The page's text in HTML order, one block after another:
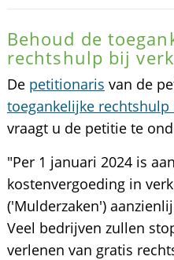
Behoud de
rechtshulp bij
De petitionaris van de
toegankelijke
vraagt u de petitie te
"Per 1 januari 2024 is
kostenvergoeding in
('Mulderzaken')
Veel bedrijven zullen
verlenen van gratis